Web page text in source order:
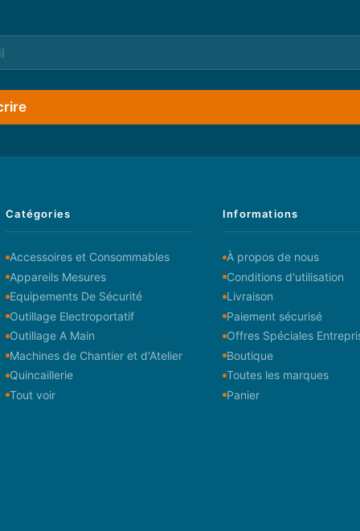
Catégories
Accessoires et Consommables
Appareils Mesures
Equipements De Sécurité
Outillage Electroportatif
Outillage A Main
Machines de Chantier et d'Atelier
Quincaillerie
Tout voir
Informations
À propos de nous
Conditions d'utilisation
Livraison
Paiement sécurisé
Offres Spéciales
Boutique
Toutes les marques
Panier